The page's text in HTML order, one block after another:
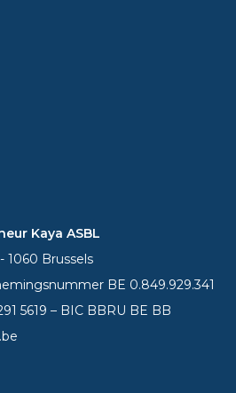
Kaya ASBL
1060 Brussels
BE 0.849.929.341
5619 – BIC BBRU BE BB